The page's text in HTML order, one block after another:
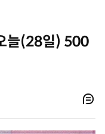
늘(28일) 500